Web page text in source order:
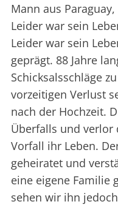
Mann aus
Leider war sein
Leider war sein
geprägt. 88 Jahre
Schicksalsschläge
vorzeitigen Verlust
nach der Hochzeit.
Überfalls und verlor
Vorfall ihr Leben.
geheiratet und
eine eigene Familie
sehen wir ihn